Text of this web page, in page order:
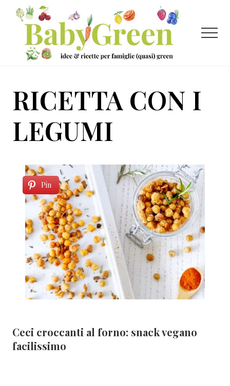
Menu
Passa
contenuto
principale
Passa
ricette
per
famiglie
green
Menu
RICETTA CON I
LEGUMI
Pin
Ceci croccanti al forno: snack vegano
facilissimo